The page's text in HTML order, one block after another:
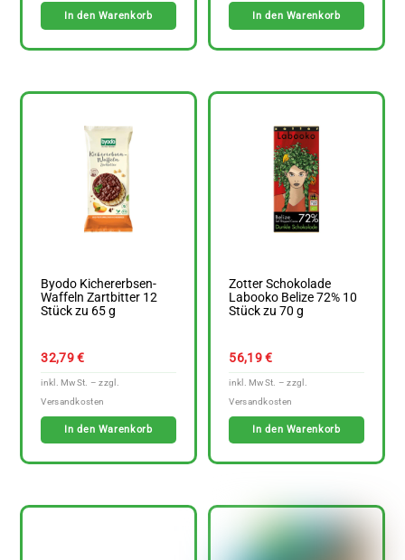
In den Warenkorb In den Warenkorb
Byodo Kichererbsen-
Waffeln Zartbitter 12
Stück zu 65 g
32,79€
In den Warenkorb
Zotter Schokolade
Labooko Belize 72% 10
Stück zu 70 g
56,19€
In den Warenkorb